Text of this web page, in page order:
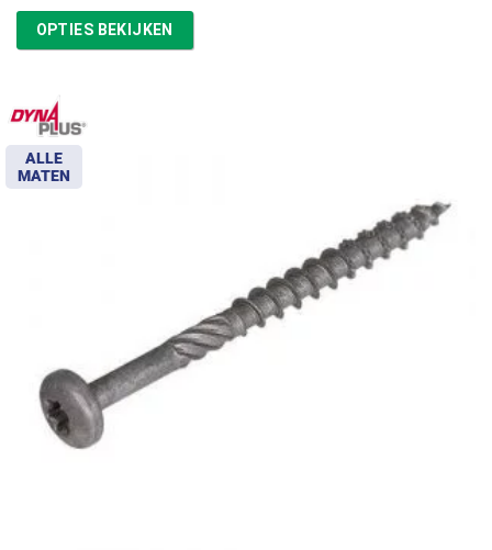
tot
€153,27
OPTIES BEKIJKEN
ALLE
MATEN